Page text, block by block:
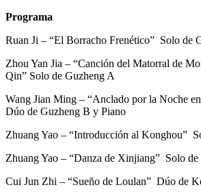
Programa
Ruan Ji – “El Borracho Frenético” Solo de
Zhou Yan Jia – “Canción del Matorral de
Qin” Solo de Guzheng A
Wang Jian Ming – “Anclado por la Noche
Dúo de Guzheng B y Piano
Zhuang Yao – “Introducción al Konghou”
Zhuang Yao – “Danza de Xinjiang” Solo de
Cui Jun Zhi – “Sueño de Loulan” Dúo de